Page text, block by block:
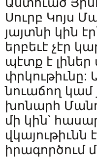
Սուրբ Կոյս
յայտնի կին
երբեւէ չէր
պէտք է լիներ
փրկութիւնը:
նուաճող կամ
խոնարհ
մի կին՝
վկայութիւնն
իրագործում